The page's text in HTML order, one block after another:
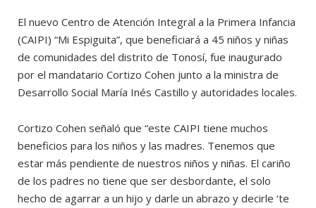
El nuevo Centro de Atención Integral a la Primera Infancia
(CAIPI) “Mi Espiguita”, que beneficiará a 45 niños y niñas
de comunidades del distrito de Tonosí, fue inaugurado
por el mandatario Cortizo Cohen junto a la ministra de
Desarrollo Social María Inés Castillo y autoridades locales.
Cortizo Cohen señaló que “este CAIPI tiene muchos
beneficios para los niños y las madres. Tenemos que
estar más pendiente de nuestros niños y niñas. El cariño
de los padres no tiene que ser desbordante, el solo
hecho de agarrar a un hijo y darle un abrazo y decirle ‘te